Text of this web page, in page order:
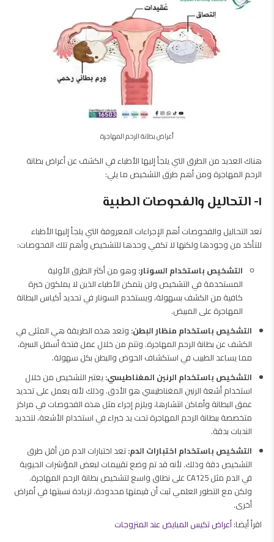
أعراض بطانة الرحم المهاجرة
هناك العديد من الطرق التي يلجأ إليها الأطباء في الكشف عن أعراض بطانة
الرحم المهاجرة ومن أهم طرق التشخيص ما يلي:
١- التحاليل والفحوصات الطبية
تعد التحاليل والفحوصات أهم الإجراءات المعروفة التي يلجأ إليها الأطباء
للتأكد من وجودها ولكنها لا تكفي وحدها للتشخيص وأهم تلك الفحوصات:
التشخيص باستخدام السونار: وهو من أكثر الطرق الأولية
المستخدمة في التشخيص ولن يتمكن الأطباء الذين لا يملكون خبرة
كافية من الكشف بسهولة، ويستخدم السونار في تحديد أكياس البطانة
المهاجرة على المبيض.
التشخيص باستخدام منظار البطن: وتعد هذه الطريقة هي المثلى في
الكشف عن بطانة الرحم المهاجرة. وتتم من خلال عمل فتحة أسفل السرة،
مما يساعد الطبيب في استكشاف الحوض والبطن بكل سهولة.
التشخيص باستخدام الرنين المغناطيسي:يعتبر التشخيص من خلال
استخدام أشعة الرنين المغناطيسي هو الأدق. وذلك لأنه يعمل على تحديد
عمق البطانة وأماكن انتشارها، ويلزم إجراء مثل هذه الفحوصات في مراكز
متخصصة ببطانة الرحم المهاجرة تحت يد خبراء في استخدام الأشعة، لتحديد
الندبات بدقة.
التشخيص باستخدام اختبارات الدم:تعد اختبارات الدم من أقل طرق
التشخيص دقة وذلك. لأنه قد تم وضع تقييمات لبعض المؤشرات الحيوية
في الدم مثل CA125 على نطاق واسع لتشخيص بطانة الرحم المهاجرة.
ولكن مع التطور العلمي ثبت أن قيمتها محدودة، لزيادة نسبتها في أمراض
أخرى.
اقرأ أيضا:أعراض تكيس المبايض عند المتزوجات